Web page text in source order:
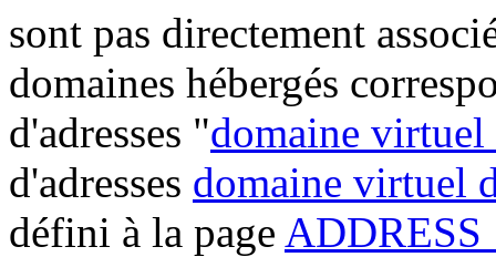
sont pas directement
domaines hébergés
d'adresses "domaine virtuel
d'adresses domaine virtuel
défini à la page